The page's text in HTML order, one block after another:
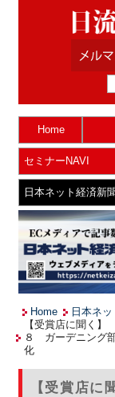
Home
セミナーNAVI
日本ネット経済新
Home 日本ネ
【受賞店に聞く
８ ガーデニング
化
【受賞店